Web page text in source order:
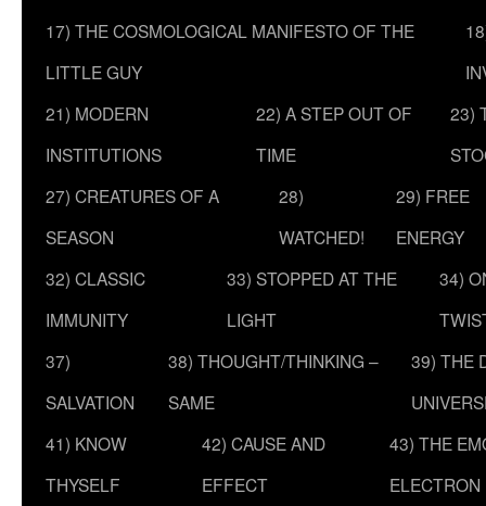
17) THE COSMOLOGICAL MANIFESTO OF THE
LITTLE GUY
21) MODERN
INSTITUTIONS
22) A STEP OUT OF
TIME
23)
27) CREATURES OF A
SEASON
28)
WATCHED!
29) FREE
ENERGY
32) CLASSIC
IMMUNITY
33) STOPPED AT THE
LIGHT
34)
37)
SALVATION
38) THOUGHT/THINKING –
SAME
39) THE
41) KNOW
THYSELF
42) CAUSE AND
EFFECT
43) THE
ELECTRON